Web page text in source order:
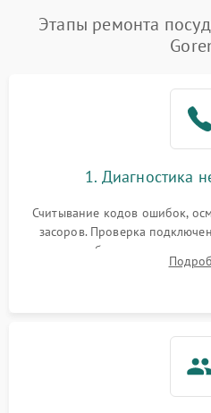
Проблемы с набором
воды
циркуляционным насосом
Этапы ремонта
1. Диагностика
Считывание кодов ошибок,
засоров. Проверка
жалоб на отсутствие
разбрызгивателей или